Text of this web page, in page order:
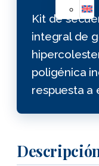
Kit de
integral de
poligénica
respuesta a